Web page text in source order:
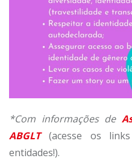
*Com informações de
ABGLT
(acesse os
entidades!).